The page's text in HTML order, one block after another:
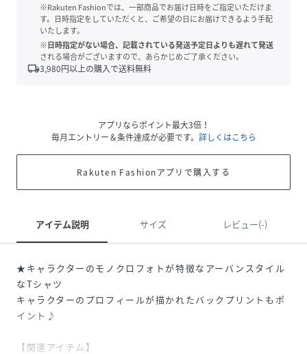
※Rakuten Fashionでは、一部商品でお届け日時をご指定いただけま
す。日時指定をしていただくと、ご希望の日にお届けできるよう手配
いたします。
※日時指定がない場合、記載されている発送予定日よりも遅れて発送
される場合がございますので、あらかじめご了承ください。
local_shipping3,980円以上の購入で送料無料
アプリならポイント最大3倍！
毎月エントリー＆条件達成が必要です。 詳しくはこちら
Rakuten Fashionアプリで購入する
アイテム説明 サイズ レビュー(-)
★キャラクターのモノクロフォトが特徴なアーバンスタイル
なTシャツ
キャラクターのプロフィールが描かれたバックプリントもポ
イント♪
【関連アイテム】